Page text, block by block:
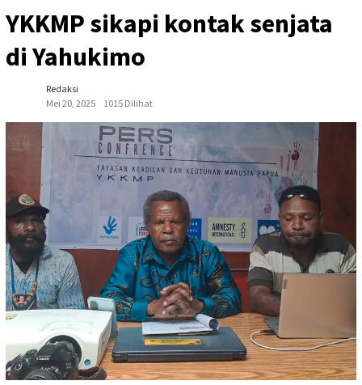
YKKMP sikapi kontak senjata
di Yahukimo
Redaksi
Mei 20, 2025
1015 Dilihat